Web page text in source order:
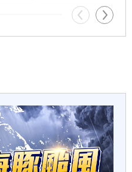
弟跑路去大陸…想擺脫發
背後金主竟是大咖藝
份曝光了